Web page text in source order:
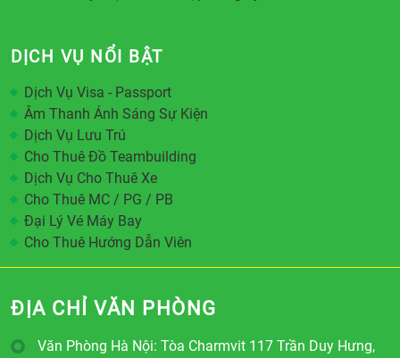
DỊCH VỤ NỔI BẬT
Dịch Vụ Visa - Passport
Âm Thanh Ánh Sáng Sự Kiện
Dịch Vụ Lưu Trú
Cho Thuê Đồ Teambuilding
Dịch Vụ Cho Thuê Xe
Cho Thuê MC / PG / PB
Đại Lý Vé Máy Bay
Cho Thuê Hướng Dẫn Viên
ĐỊA CHỈ VĂN PHÒNG
Văn Phòng Hà Nội: Tòa Charmvit 117 Trần Duy Hưng,